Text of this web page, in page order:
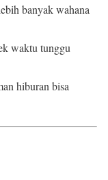
banyak wahana
waktu tunggu
hiburan bisa